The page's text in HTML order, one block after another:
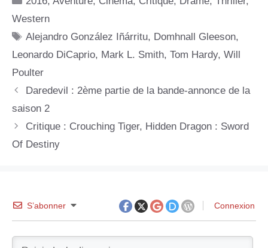
Western
Étiquettes
Alejandro González Iñárritu, Domhnall Gleeson,
Leonardo DiCaprio, Mark L. Smith, Tom Hardy, Will
Poulter
Daredevil : 2ème partie de la bande-annonce de la
saison 2
Critique : Crouching Tiger, Hidden Dragon : Sword
Of Destiny
S’abonner Connexion